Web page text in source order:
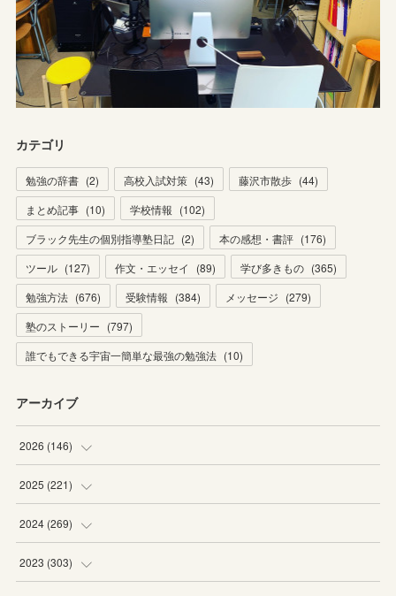
カテゴリ
勉強の辞書 (2) 高校入試対策 (43) 藤沢市散歩 (44)
まとめ記事 (10) 学校情報 (102)
ブラック先生の個別指導塾日記 (2) 本の感想・書評 (176)
ツール (127) 作文・エッセイ (89) 学び多きもの (365)
勉強方法 (676) 受験情報 (384) メッセージ (279)
塾のストーリー (797)
誰でもできる宇宙一簡単な最強の勉強法 (10)
アーカイブ
2026 (146)
(4)
(22
(20
2025 (221)
(19
(20
2024 (269)
(16
2023 (303)